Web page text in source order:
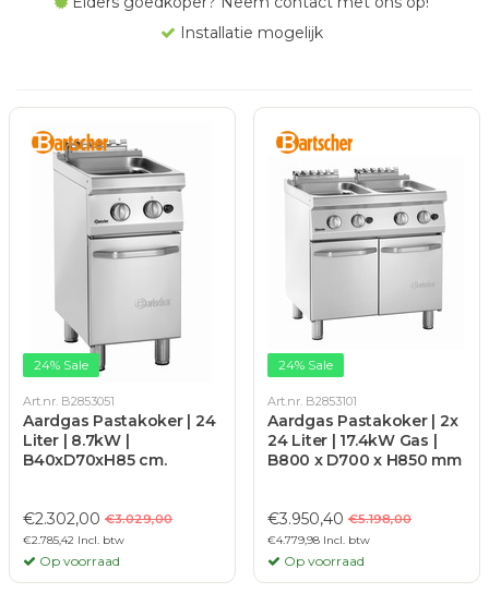
Installatie mogelijk
24% Sale
Art.nr. B2853051
Aardgas Pastakoker | 24
Liter | 8.7kW |
B40xD70xH85 cm.
€2.302,00 €3.029,00
€2.785,42 Incl. btw
Op voorraad
24% Sale
Art.nr. B2853101
Aardgas Pastakoker | 2x
24 Liter | 17.4kW Gas |
B800 x D700 x H850 mm
€3.950,40 €5.198,00
€4.779,98 Incl. btw
Op voorraad